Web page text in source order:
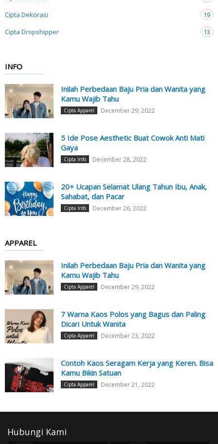
Cipta Dekorasi
19
Cipta Dropshipper
13
INFO
Inilah Perbedaan Baju Pria dan Wanita yang
Kamu Wajib Tahu
Cipta Apparel December 29, 2022
5 Ide Pose Aesthetic Buat Cowok Anti Mati
Gaya
Cipta Info December 28, 2022
20+ Ucapan Selamat Ulang Tahun Ibu, Anak,
Sahabat, dan Pacar
Cipta Info December 26, 2022
APPAREL
Inilah Perbedaan Baju Pria dan Wanita yang
Kamu Wajib Tahu
Cipta Apparel December 29, 2022
7 Warna Kaos Polos yang Bagus dan Paling
Dicari Untuk Wanita
Cipta Apparel December 23, 2022
Contoh Kaos Seragam Kerja yang Keren. Bisa
Kamu Bikin Satuan
Cipta Apparel December 21, 2022
Hubungi Kami